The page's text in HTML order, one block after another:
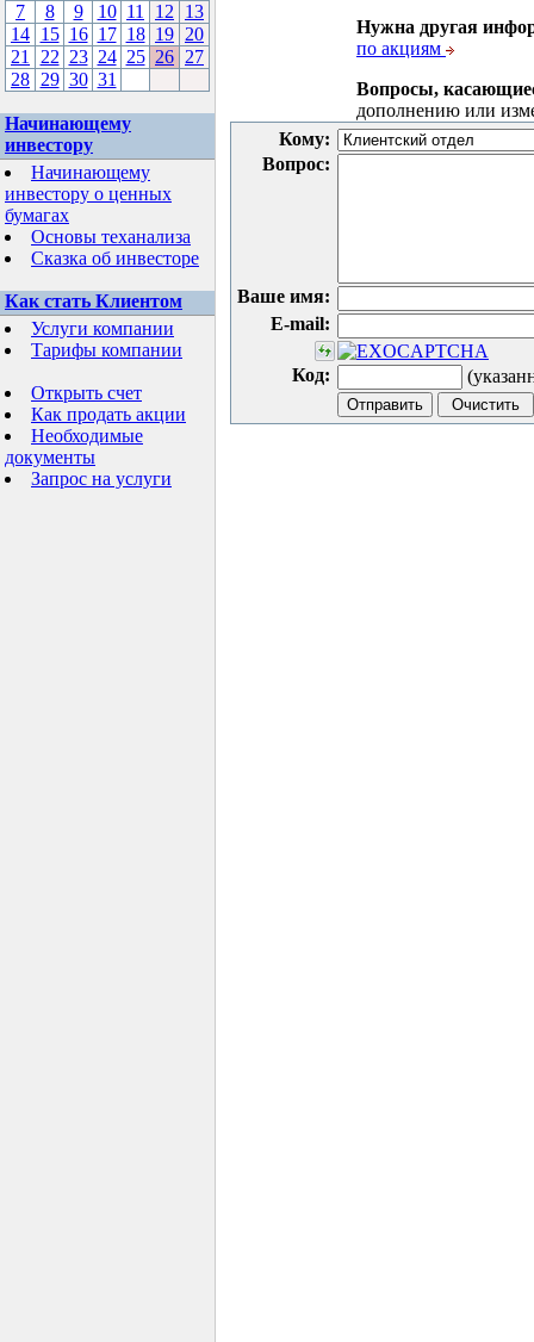
7
8 9 10 11 12
13
14 15 16 17 18 19 20
21
22 23 24 25 26 27
28 29 30 31
Начинающему
инвестору
Начинающему
инвестору о ценных
бумагах
Основы теханализа
Сказка об инвесторе
Как стать Клиентом
Услуги компании
Тарифы компании
Открыть счет
Как продать акции
Необходимые
документы
Запрос на услуги
Нужна другая
по акциям
Вопросы,
дополнению или
Кому:
Вопрос:
Ваше имя:
E-mail:
Код: